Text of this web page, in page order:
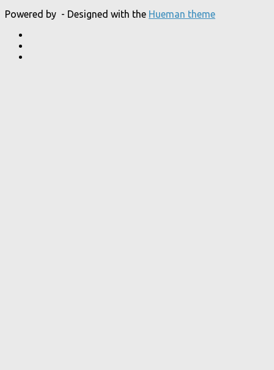
Powered by - Designed with the Hueman theme